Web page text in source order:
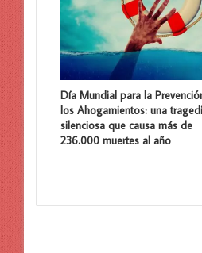
Día Mundial para la
los Ahogamientos: una
silenciosa que causa más de
236.000 muertes al año